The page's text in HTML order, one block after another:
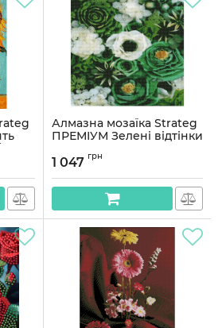
Алмазна мозаїка Strateg
ПРЕМІУМ Зелені відтінки
Артикул:
1 047 грн